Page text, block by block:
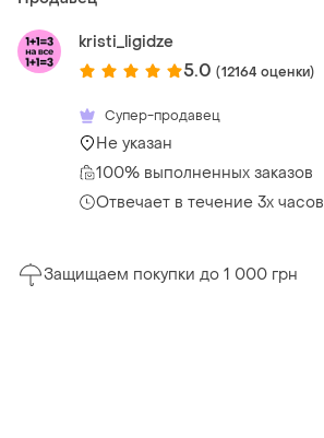
kristi_ligidze
5.0 (12164 оценки)
Супер-продавец
Не указан
100% выполненных заказов
Отвечает в течение 3х часов
Защищаем покупки до 1 000 грн